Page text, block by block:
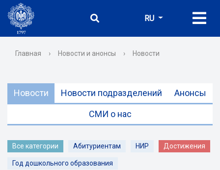
RU
Главная › Новости и анонсы › Новости
Новости Новости подразделений Анонсы
СМИ о нас
Все категории Абитуриентам НИР Достижения
Год дошкольного образования